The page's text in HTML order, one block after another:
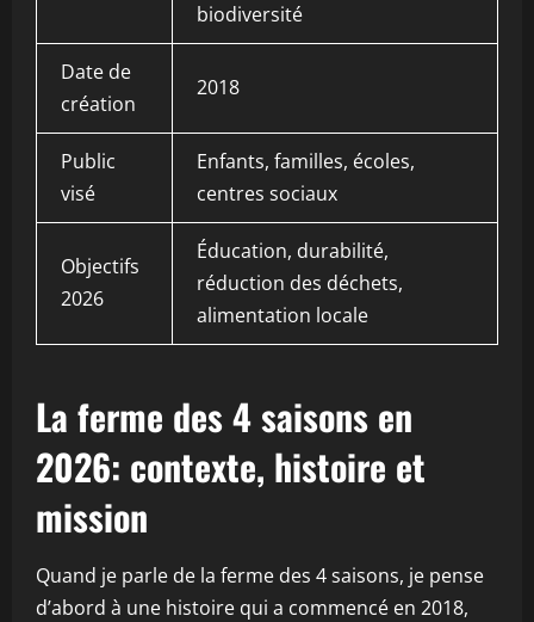
biodiversité
Date de
création
2018
Public
visé
Enfants, familles, écoles,
centres sociaux
Objectifs
2026
Éducation, durabilité,
réduction des déchets,
alimentation locale
La ferme des 4 saisons en
2026: contexte, histoire et
mission
Quand je parle de la ferme des 4 saisons, je pense
d’abord à une histoire qui a commencé en 2018,